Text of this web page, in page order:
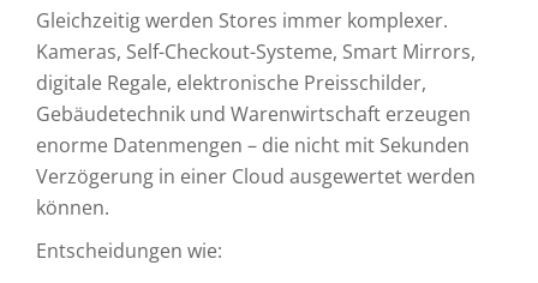
Gleichzeitig werden Stores immer komplexer.
Kameras, Self-Checkout-Systeme, Smart Mirrors,
digitale Regale, elektronische Preisschilder,
Gebäudetechnik und Warenwirtschaft erzeugen
enorme Datenmengen – die nicht mit Sekunden
Verzögerung in einer Cloud ausgewertet werden
können.
Entscheidungen wie: